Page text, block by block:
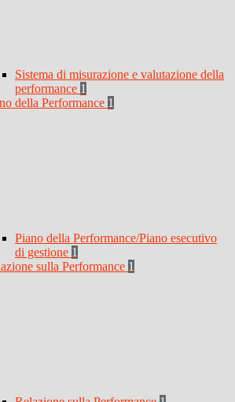
Sistema di misurazione e valutazione della
performance 1
della Performance 1
Piano della Performance/Piano esecutivo
di gestione 1
sulla Performance 1